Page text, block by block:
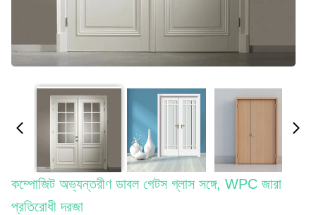
কম্পোজিট অভ্যন্তরীণ ডাবল গেটস গ্লাস সঙ্গে, WPC জারা
প্রতিরোধী দরজা